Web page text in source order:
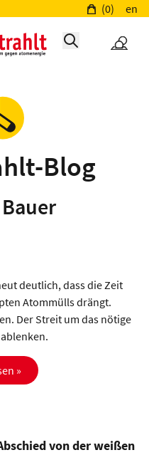
(0) en
Blog
deutlich, dass die Zeit
Atommülls drängt.
Der Streit um das nötige
»
von der weißen